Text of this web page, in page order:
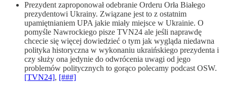
Prezydent zaproponował odebranie Orderu Orła Białego
prezydentowi Ukrainy. Związane jest to z ostatnim
upamiętnianiem UPA jakie miały miejsce w Ukrainie. O
pomyśle Nawrockiego pisze TVN24 ale jeśli naprawdę
chcecie się więcej dowiedzieć o tym jak wygląda niedawna
polityka historyczna w wykonaniu ukraińskiego prezydenta i
czy służy ona jedynie do odwrócenia uwagi od jego
problemów politycznych to gorąco polecamy podcast OSW.
[TVN24], [###]